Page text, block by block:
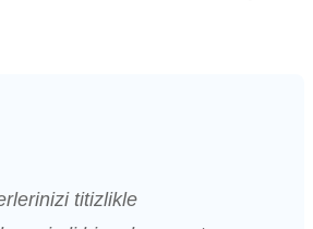
titizlikle